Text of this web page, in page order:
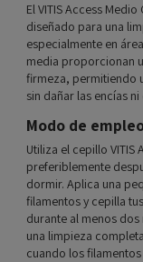
El VITIS Access
diseñado para una
especialmente en
media proporcionan
firmeza, permitiendo
sin dañar las encías
Modo de
Utiliza el cepillo VITIS
preferiblemente
dormir. Aplica una
filamentos y cepilla
durante al menos
una limpieza
cuando los